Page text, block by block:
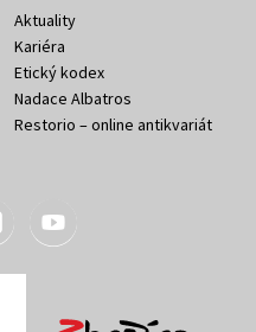
Aktuality
Kariéra
Etický kodex
Nadace Albatros
Restorio – online antikvariát